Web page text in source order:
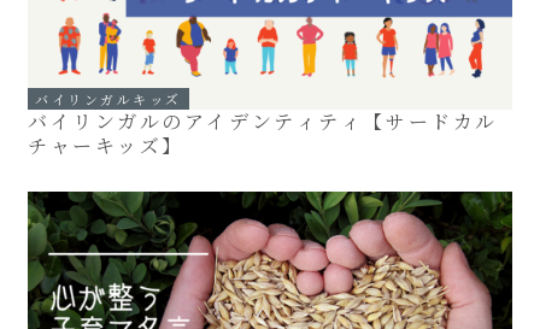
バイリンガルキッズ
バイリンガルのアイデンティティ【サードカル
チャーキッズ】